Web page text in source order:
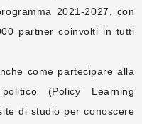
2021-2027, con
partner coinvolti in tutti
come partecipare alla
(Policy Learning
di studio per conoscere